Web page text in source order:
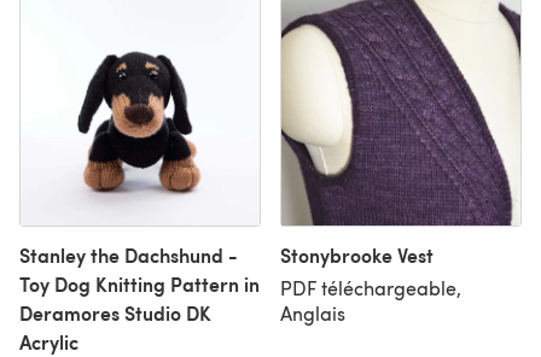
Stanley the Dachshund -
Toy Dog Knitting Pattern in
Deramores Studio DK
Acrylic
Stonybrooke Vest
PDF téléchargeable,
Anglais